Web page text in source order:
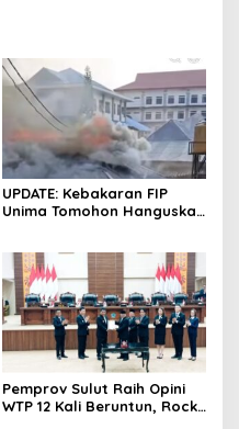
UPDATE: Kebakaran FIP
Unima Tomohon Hanguskan
Pemprov Sulut Raih Opini
WTP 12 Kali Beruntun, Rocky